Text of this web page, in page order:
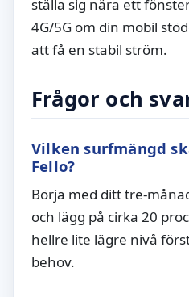
ställa sig nära ett
4G/5G om din mobil
att få en stabil ström.
Frågor och
Vilken surfmängd
Fello?
Börja med ditt tre-
och lägg på cirka 20
hellre lite lägre nivå
behov.